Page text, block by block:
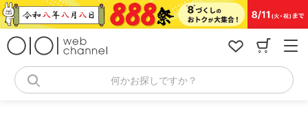
コ
ン
何かお探しですか？